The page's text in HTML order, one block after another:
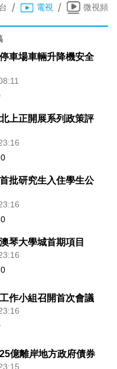
/ 電視 / 微視頻
車場車輛升降機安全
上正開展系列政策評
0
批研究生入住學生公
0
琴大學城首期項目
0
作小組召開首次會議
億離岸地方政府債券